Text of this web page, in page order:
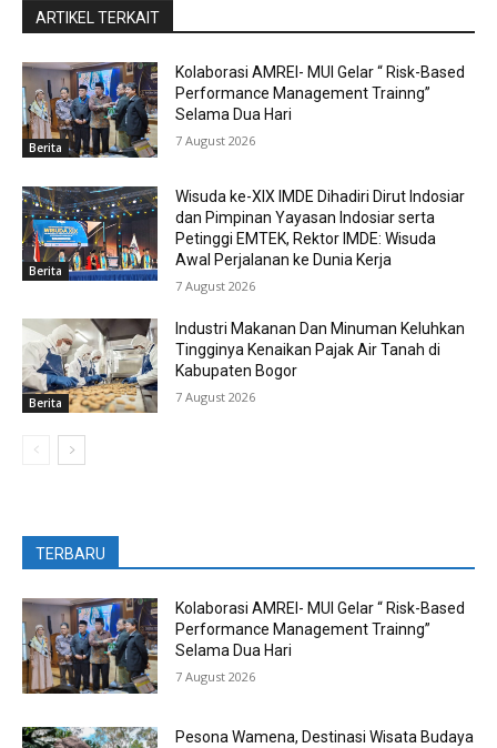
ARTIKEL TERKAIT
Berita
Kolaborasi AMREI- MUI Gelar “ Risk-Based
Performance Management Trainng”
Selama Dua Hari
7 August 2026
Berita
Wisuda ke-XIX IMDE Dihadiri Dirut Indosiar
dan Pimpinan Yayasan Indosiar serta
Petinggi EMTEK, Rektor IMDE: Wisuda
Awal Perjalanan ke Dunia Kerja
7 August 2026
Berita
Industri Makanan Dan Minuman Keluhkan
Tingginya Kenaikan Pajak Air Tanah di
Kabupaten Bogor
7 August 2026
TERBARU
Kolaborasi AMREI- MUI Gelar “ Risk-Based
Performance Management Trainng”
Selama Dua Hari
7 August 2026
Pesona Wamena, Destinasi Wisata Budaya